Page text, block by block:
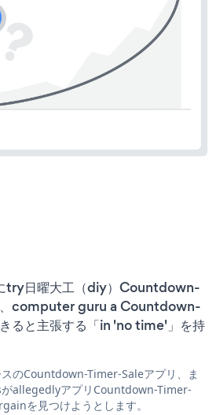
try日曜大工（diy）Countdown-
computer guru a Countdown-
ると主張する「in 'no time'」を持
のCountdown-Timer-Saleアプリ、ま
allegedlyアプリCountdown-Timer-
を見つけようとします。